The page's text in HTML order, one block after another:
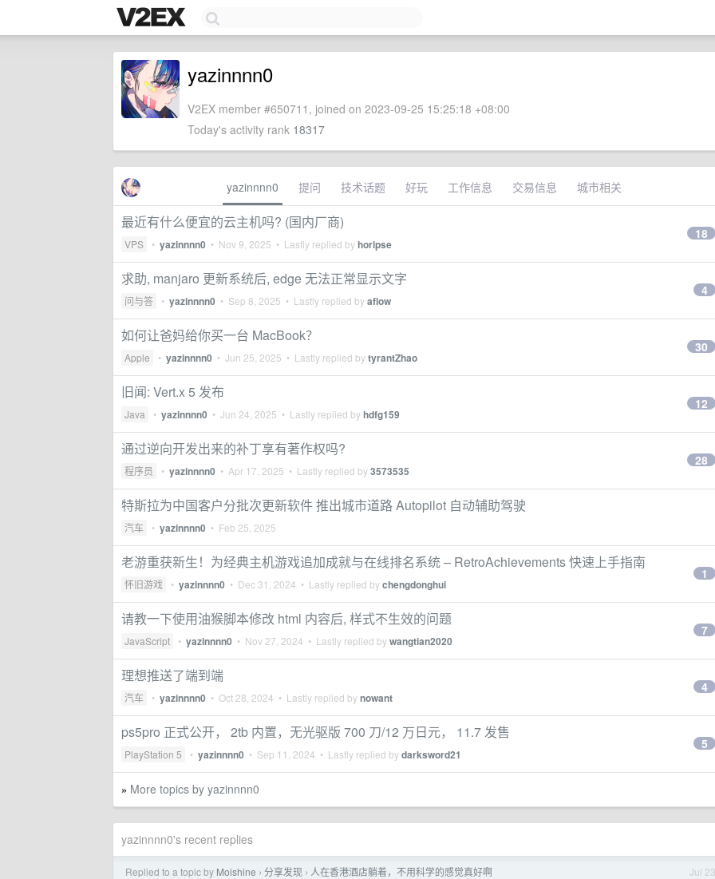
yazinnnn0
V2EX member #650711, joined on 2023-09-25 15:25:18 +08:00
Today's activity rank 18317
yazinnnn0 提问 技术话题 好玩 工作信息 交易信息 城市相关
最近有什么便宜的云主机吗? (国内厂商)
VPS • yazinnnn0 • Nov 9, 2025 • Lastly replied byhoripse
18
求助, manjaro 更新系统后, edge 无法正常显示文字
问与答 • yazinnnn0 • Sep 8, 2025 • Lastly replied byaflow
4
如何让爸妈给你买一台 MacBook？
Apple • yazinnnn0 • Jun 25, 2025 • Lastly replied bytyrantZhao
30
旧闻: Vert.x 5 发布
Java • yazinnnn0 • Jun 24, 2025 • Lastly replied byhdfg159
12
通过逆向开发出来的补丁享有著作权吗?
程序员 • yazinnnn0 • Apr 17, 2025 • Lastly replied by3573535
28
特斯拉为中国客户分批次更新软件 推出城市道路 Autopilot 自动辅助驾驶
汽车 • yazinnnn0 • Feb 25, 2025
老游重获新生！为经典主机游戏追加成就与在线排名系统 – RetroAchievements 快速上手指南
怀旧游戏 • yazinnnn0 • Dec 31, 2024 • Lastly replied bychengdonghui
1
请教一下使用油猴脚本修改 html 内容后, 样式不生效的问题
JavaScript • yazinnnn0 • Nov 27, 2024 • Lastly replied bywangtian2020
7
理想推送了端到端
汽车 • yazinnnn0 • Oct 28, 2024 • Lastly replied bynowant
4
ps5pro 正式公开， 2tb 内置，无光驱版 700 刀/12 万日元， 11.7 发售
PlayStation 5 • yazinnnn0 • Sep 11, 2024 • Lastly replied bydarksword21
5
» More topics by yazinnnn0
yazinnnn0's recent replies
Jul 23
Replied to a topic by Moishine › 分享发现 › 人在香港酒店躺着，不用科学的感觉真好啊